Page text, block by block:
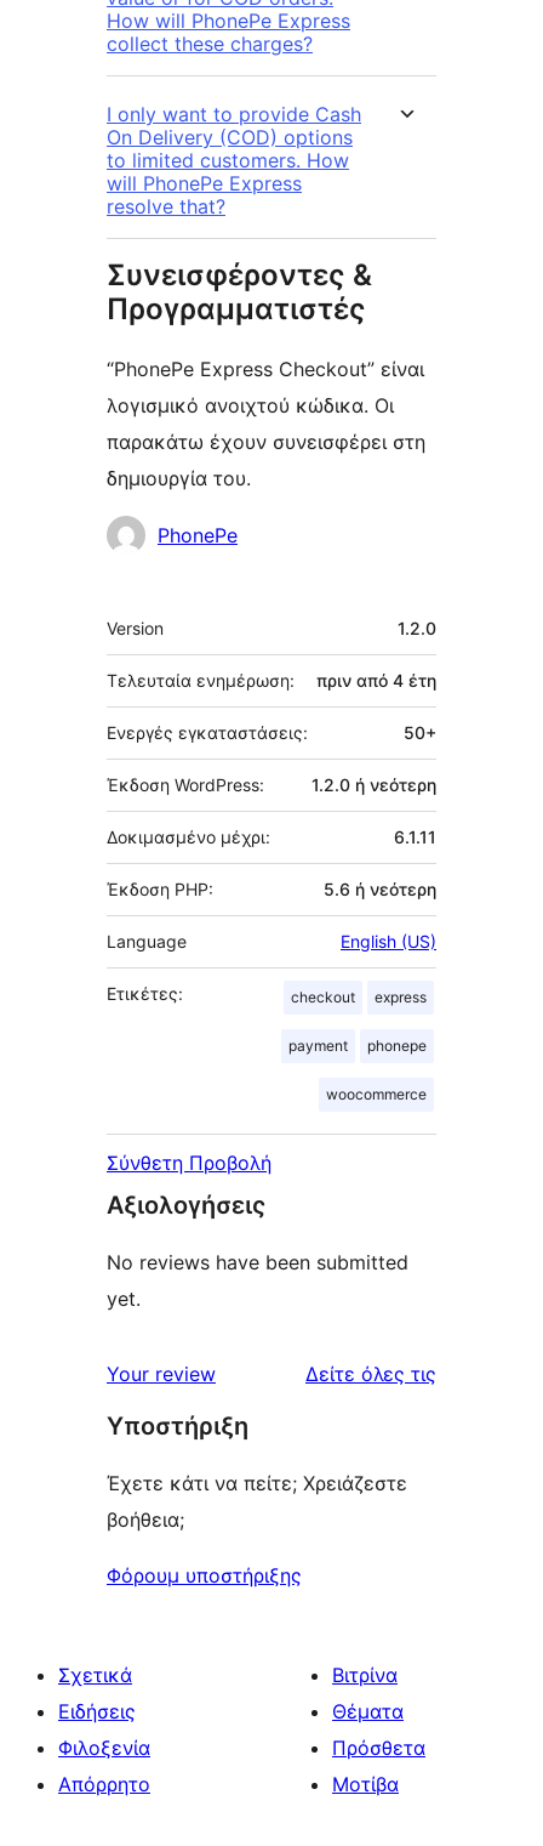
How will PhonePe Express
collect these charges?
I only want to provide Cash
On Delivery (COD) options
to limited customers. How
will PhonePe Express
resolve that?
Συνεισφέροντες &
Προγραμματιστές
“PhonePe Express Checkout” είναι
λογισμικό ανοιχτού κώδικα. Οι
παρακάτω έχουν συνεισφέρει στη
δημιουργία του.
Συντελεστές
PhonePe
Μεταστοιχεία
Version 1.2.0
Τελευταία ενημέρωση: πριν από 4 έτη
Ενεργές εγκαταστάσεις: 50+
Έκδοση WordPress: 1.2.0 ή νεότερη
Δοκιμασμένο μέχρι: 6.1.11
Έκδοση PHP: 5.6 ή νεότερη
Language English (US)
Ετικέτες: checkout express
payment phonepe
woocommerce
Σύνθετη Προβολή
Αξιολογήσεις
No reviews have been submitted
yet.
Your review Δείτε όλες τις
Υποστήριξη
Έχετε κάτι να πείτε; Χρειάζεστε
βοήθεια;
Φόρουμ υποστήριξης
Σχετικά
Ειδήσεις
Φιλοξενία
Απόρρητο
Βιτρίνα
Θέματα
Πρόσθετα
Μοτίβα